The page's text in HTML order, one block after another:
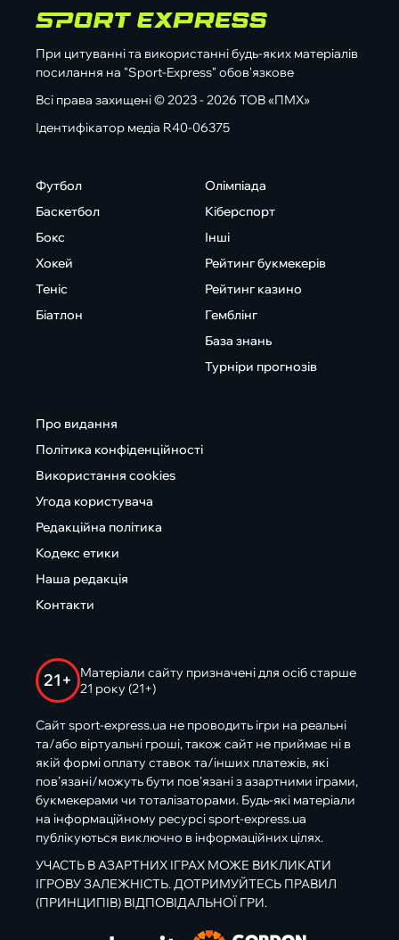
При цитуванні та використанні будь-яких матеріалів
посилання на "Sport-Express" обов'язкове
Всі права захищені © 2023 - 2026 ТОВ «ПМХ»
Ідентифікатор медіа R40-06375
Футбол
Баскетбол
Бокс
Хокей
Теніс
Біатлон
Олімпіада
Кіберспорт
Інші
Рейтинг букмекерів
Рейтинг казино
Гемблінг
База знань
Турніри прогнозів
Про видання
Політика конфіденційності
Використання cookies
Угода користувача
Редакційна політика
Кодекс етики
Наша редакція
Контакти
21+
Матеріали сайту призначені для осіб старше
21 року (21+)
Сайт sport-express.ua не проводить ігри на реальні
та/або віртуальні гроші, також сайт не приймає ні в
якій формі оплату ставок та/інших платежів, які
пов’язані/можуть бути пов’язані з азартними іграми,
букмекерами чи тоталізаторами. Будь-які матеріали
на інформаційному ресурсі sport-express.ua
публікуються виключно в інформаційних цілях.
УЧАСТЬ В АЗАРТНИХ ІГРАХ МОЖЕ ВИКЛИКАТИ
ІГРОВУ ЗАЛЕЖНІСТЬ. ДОТРИМУЙТЕСЬ ПРАВИЛ
(ПРИНЦИПІВ) ВІДПОВІДАЛЬНОЇ ГРИ.